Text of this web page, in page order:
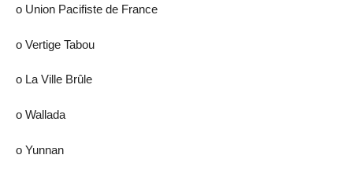
ο Union Pacifiste de France
ο Vertige Tabou
ο La Ville Brûle
ο Wallada
ο Yunnan